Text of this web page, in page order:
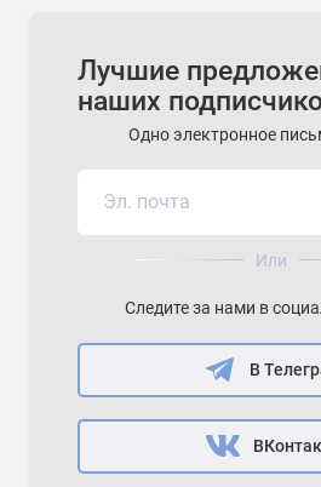
Лучшие
наших
Одно электронное
Или
Следите за нами в
В